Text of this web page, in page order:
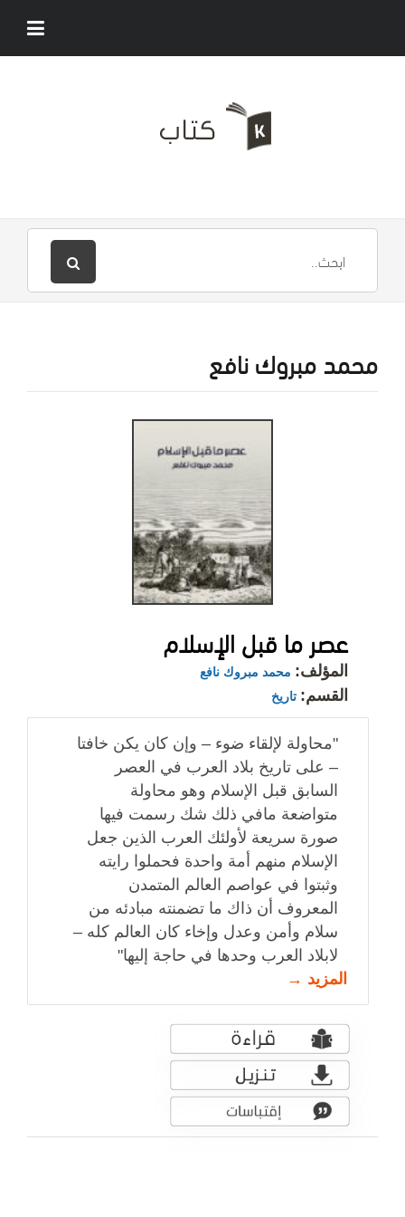
محمد مبروك نافع
عصر ما قبل الإسلام
المؤلف: محمد مبروك نافع
القسم: تاريخ
"محاولة لإلقاء ضوء – وإن كان يكن خافتا
– على تاريخ بلاد العرب في العصر
السابق قبل الإسلام وهو محاولة
متواضعة مافي ذلك شك رسمت فيها
صورة سريعة لأولئك العرب الذين جعل
الإسلام منهم أمة واحدة فحملوا رايته
وثبتوا في عواصم العالم المتمدن
المعروف أن ذاك ما تضمنته مبادئه من
سلام وأمن وعدل وإخاء كان العالم كله –
لابلاد العرب وحدها في حاجة إليها"
المزيد →